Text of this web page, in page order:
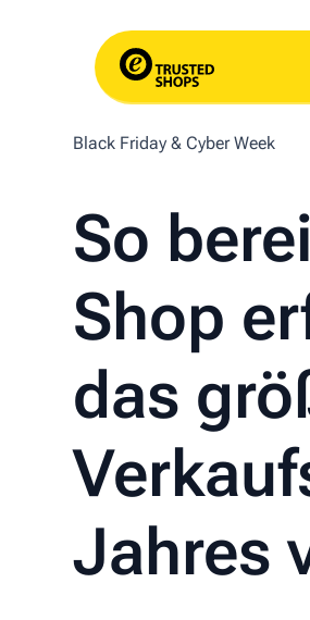
Black Friday & Cyber Week
So
Shop
das
Jahres